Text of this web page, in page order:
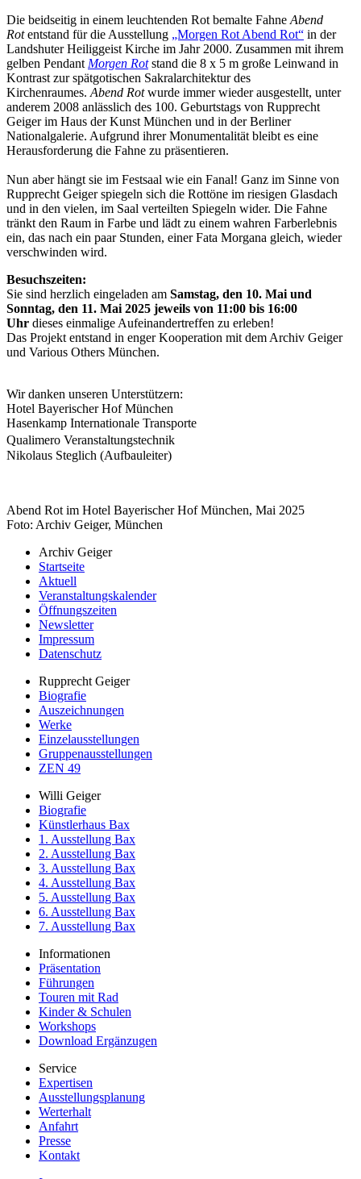
Die beidseitig in einem leuchtenden Rot bemalte Fahne Abend
Rotentstand für die Ausstellung „Morgen Rot Abend Rot“ in der
Landshuter Heiliggeist Kirche im Jahr 2000. Zusammen mit ihrem
gelben Pendant Morgen Rotstand die 8 x 5 m große Leinwand in
Kontrast zur spätgotischen Sakralarchitektur des
Kirchenraumes. Abend Rotwurde immer wieder ausgestellt, unter
anderem 2008 anlässlich des 100. Geburtstags von Rupprecht
Geiger im Haus der Kunst München und in der Berliner
Nationalgalerie. Aufgrund ihrer Monumentalität bleibt es eine
Herausforderung die Fahne zu präsentieren.
Nun aber hängt sie im Festsaal wie ein Fanal! Ganz im Sinne von
Rupprecht Geiger spiegeln sich die Rottöne im riesigen Glasdach
und in den vielen, im Saal verteilten Spiegeln wider. Die Fahne
tränkt den Raum in Farbe und lädt zu einem wahren Farberlebnis
ein, das nach ein paar Stunden, einer Fata Morgana gleich, wieder
verschwinden wird.
Besuchszeiten:
Sie sind herzlich eingeladen am Samstag, den 10. Mai und
Sonntag, den 11. Mai 2025 jeweils von 11:00 bis 16:00
Uhr dieses einmalige Aufeinandertreffen zu erleben!
Das Projekt entstand in enger Kooperation mit dem Archiv Geiger
und Various Others München.
Wir danken unseren Unterstützern:
Hotel Bayerischer Hof München
Hasenkamp Internationale Transporte
Qualimero Veranstaltungstechnik
Nikolaus Steglich (Aufbauleiter)
Abend Rot im Hotel Bayerischer Hof München, Mai 2025
Foto: Archiv Geiger, München
Archiv Geiger
Startseite
Aktuell
Veranstaltungskalender
Öffnungszeiten
Newsletter
Impressum
Datenschutz
Rupprecht Geiger
Biografie
Auszeichnungen
Werke
Einzelausstellungen
Gruppenausstellungen
ZEN 49
Willi Geiger
Biografie
Künstlerhaus Bax
1. Ausstellung Bax
2. Ausstellung Bax
3. Ausstellung Bax
4. Ausstellung Bax
5. Ausstellung Bax
6. Ausstellung Bax
7. Ausstellung Bax
Informationen
Präsentation
Führungen
Touren mit Rad
Kinder & Schulen
Workshops
Download Ergänzugen
Service
Expertisen
Ausstellungsplanung
Werterhalt
Anfahrt
Presse
Kontakt